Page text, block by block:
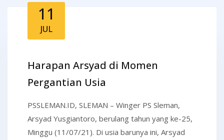
11
JUL
Harapan Arsyad di Momen
Pergantian Usia
PSSLEMAN.ID, SLEMAN – Winger PS Sleman,
Arsyad Yusgiantoro, berulang tahun yang ke-25,
Minggu (11/07/21). Di usia barunya ini, Arsyad